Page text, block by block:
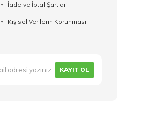
İade ve İptal Şartları
Kişisel Verilerin Korunması
KAYIT OL